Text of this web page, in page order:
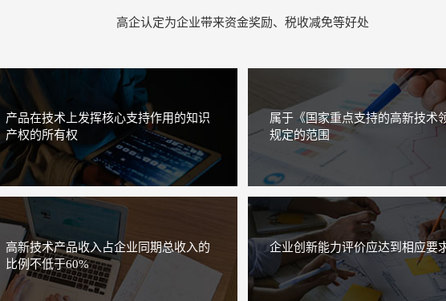
高企认定为企业带来资金奖励、税收减免等好处
产品在技术上发挥核心支持作用的知识
产权的所有权
属于《国家重点支持的高新技术
规定的范围
高新技术产品收入占企业同期总收入的
比例不低于60%
企业创新能力评价应达到相应要